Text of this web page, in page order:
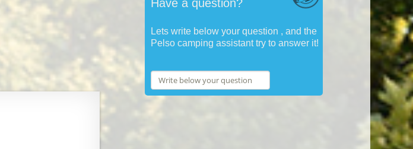
Have a question?
Lets write below your question , and the
Pelso camping assistant try to answer it!